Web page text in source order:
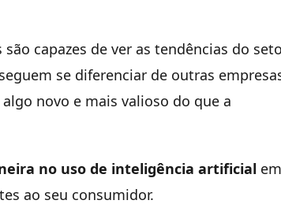
capazes de ver as tendências do
se diferenciar de outras
novo e mais valioso do que a
no uso de inteligência artificial em
ao seu consumidor.